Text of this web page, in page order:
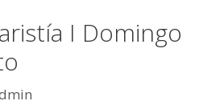
I Domingo